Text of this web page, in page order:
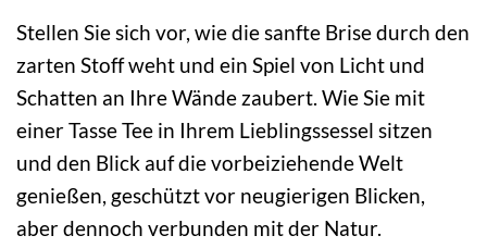
Stellen Sie sich vor, wie die sanfte Brise durch den
zarten Stoff weht und ein Spiel von Licht und
Schatten an Ihre Wände zaubert. Wie Sie mit
einer Tasse Tee in Ihrem Lieblingssessel sitzen
und den Blick auf die vorbeiziehende Welt
genießen, geschützt vor neugierigen Blicken,
aber dennoch verbunden mit der Natur.